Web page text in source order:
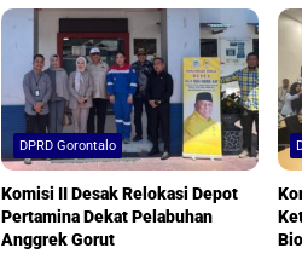
DPRD Gorontalo
Komisi II Desak Relokasi Depot
Pertamina Dekat Pelabuhan
Anggrek Gorut